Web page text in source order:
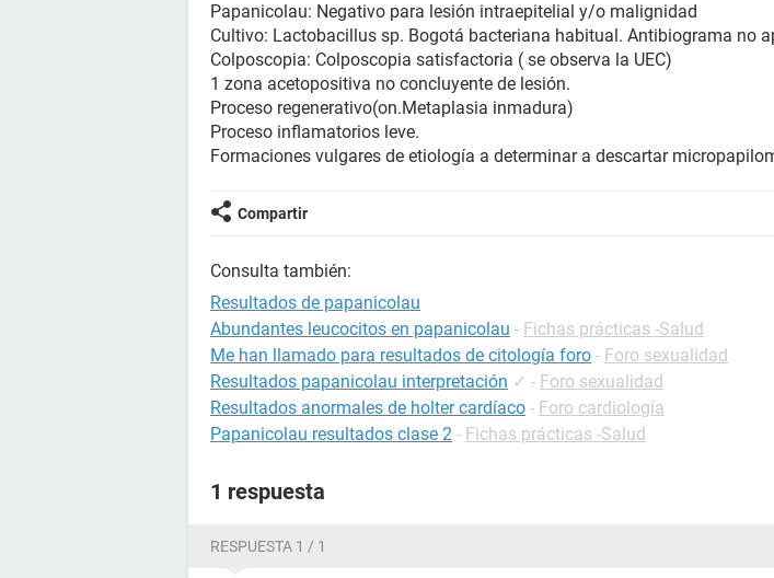
Papanicolau: Negativo para lesión intraepitelial y/o malignidad
Cultivo: Lactobacillus sp. Bogotá bacteriana habitual. Antibiograma no
Colposcopia: Colposcopia satisfactoria ( se observa la UEC)
1 zona acetopositiva no concluyente de lesión.
Proceso regenerativo(on.Metaplasia inmadura)
Proceso inflamatorios leve.
Formaciones vulgares de etiología a determinar a descartar
Compartir
Consulta también:
Resultados de papanicolau
Abundantes leucocitos en papanicolau - Fichas prácticas -Salud
Me han llamado para resultados de citología foro - Foro sexualidad
Resultados papanicolau interpretación ✓ - Foro sexualidad
Resultados anormales de holter cardíaco - Foro cardiología
Papanicolau resultados clase 2 - Fichas prácticas -Salud
1 respuesta
RESPUESTA 1 / 1